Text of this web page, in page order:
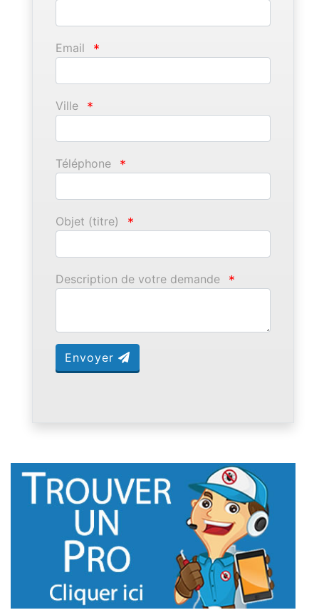
Email *
Ville *
Téléphone *
Objet (titre) *
Description de votre demande *
Envoyer